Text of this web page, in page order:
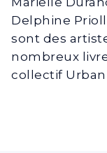
Delphine
sont des
nombreux
collectif Urban